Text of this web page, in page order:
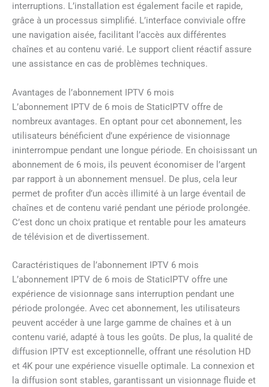
interruptions. L’installation est également facile et rapide,
grâce à un processus simplifié. L’interface conviviale offre
une navigation aisée, facilitant l’accès aux différentes
chaînes et au contenu varié. Le support client réactif assure
une assistance en cas de problèmes techniques.
Avantages de l’abonnement IPTV 6 mois
L’abonnement IPTV de 6 mois de StaticIPTV offre de
nombreux avantages. En optant pour cet abonnement, les
utilisateurs bénéficient d’une expérience de visionnage
ininterrompue pendant une longue période. En choisissant un
abonnement de 6 mois, ils peuvent économiser de l’argent
par rapport à un abonnement mensuel. De plus, cela leur
permet de profiter d’un accès illimité à un large éventail de
chaînes et de contenu varié pendant une période prolongée.
C’est donc un choix pratique et rentable pour les amateurs
de télévision et de divertissement.
Caractéristiques de l’abonnement IPTV 6 mois
L’abonnement IPTV de 6 mois de StaticIPTV offre une
expérience de visionnage sans interruption pendant une
période prolongée. Avec cet abonnement, les utilisateurs
peuvent accéder à une large gamme de chaînes et à un
contenu varié, adapté à tous les goûts. De plus, la qualité de
diffusion IPTV est exceptionnelle, offrant une résolution HD
et 4K pour une expérience visuelle optimale. La connexion et
la diffusion sont stables, garantissant un visionnage fluide et